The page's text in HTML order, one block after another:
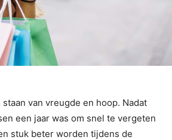
van vreugde en hoop. Nadat
een jaar was om snel te vergeten
stuk beter worden tijdens de